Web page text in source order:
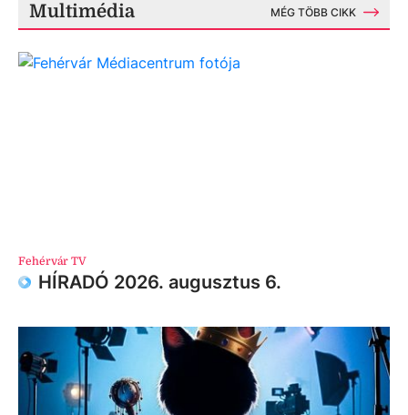
Multimédia MÉG TÖBB CIKK
Fehérvár TV
HÍRADÓ 2026. augusztus 6.